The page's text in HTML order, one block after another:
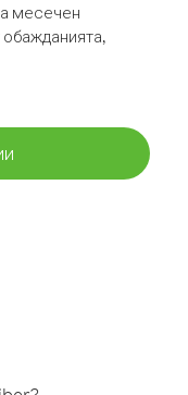
месечен